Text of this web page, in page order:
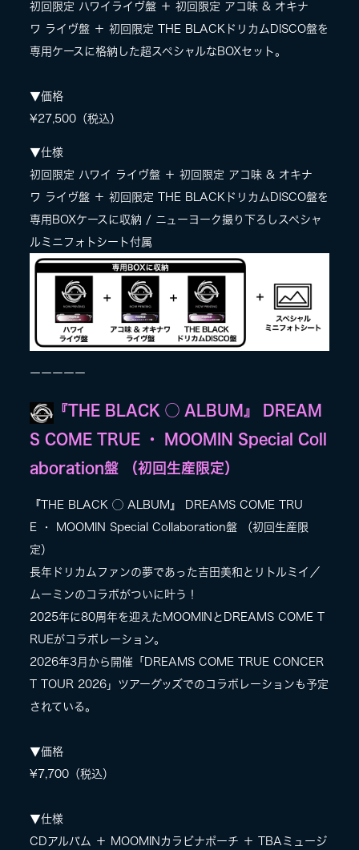
初回限定 ハワイライヴ盤 ＋ 初回限定 アコ味 & オキナ
ワ ライヴ盤 ＋ 初回限定 THE BLACKドリカムDISCO盤を
専用ケースに格納した超スペシャルなBOXセット。
▼価格
¥27,500（税込）
▼仕様
初回限定 ハワイ ライヴ盤 ＋ 初回限定 アコ味 & オキナ
ワ ライヴ盤 ＋ 初回限定 THE BLACKドリカムDISCO盤を
専用BOXケースに収納 / ニューヨーク撮り下ろしスペシャ
ルミニフォトシート付属
ーーーーー
『THE BLACK ◯ ALBUM』 DREAM
S COME TRUE ・ MOOMIN Special Coll
aboration盤 （初回生産限定）
『THE BLACK ◯ ALBUM』 DREAMS COME TRU
E ・ MOOMIN Special Collaboration盤 （初回生産限
定）
長年ドリカムファンの夢であった吉田美和とリトルミイ／
ムーミンのコラボがついに叶う！
2025年に80周年を迎えたMOOMINとDREAMS COME T
RUEがコラボレーション。
2026年3月から開催「DREAMS COME TRUE CONCER
T TOUR 2026」ツアーグッズでのコラボレーションも予定
されている。
▼価格
¥7,700（税込）
▼仕様
CDアルバム ＋ MOOMINカラビナポーチ ＋ TBAミュージ